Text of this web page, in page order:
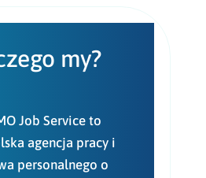
my?
Job Service to
agencja pracy i
personalnego o